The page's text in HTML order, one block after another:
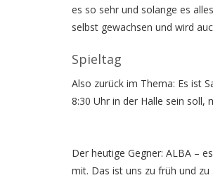
es so sehr und solange es
selbst gewachsen und wird
Spieltag
Also zurück im Thema: Es ist
8:30 Uhr in der Halle sein soll,
Der heutige Gegner: ALBA –
mit. Das ist uns zu früh und